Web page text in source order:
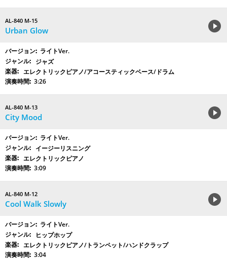
AL-840 M-15
Urban Glow
ライトVer.
ジャズ
エレクトリックピアノ/アコースティックベース/ドラム
3:26
AL-840 M-13
City Mood
ライトVer.
イージーリスニング
エレクトリックピアノ
3:09
AL-840 M-12
Cool Walk Slowly
ライトVer.
ヒップホップ
エレクトリックピアノ/トランペット/ハンドクラップ
3:04